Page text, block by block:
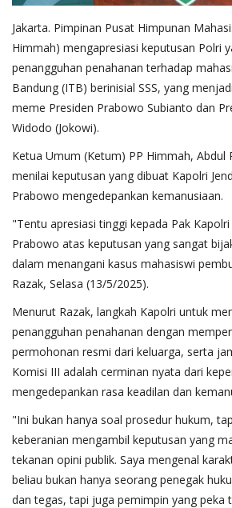
Jakarta. Pimpinan Pusat Himpunan
Himmah) mengapresiasi keputusan Polri
penangguhan penahanan terhadap
Bandung (ITB) berinisial SSS, yang
meme Presiden Prabowo Subianto dan
Widodo (Jokowi).
Ketua Umum (Ketum) PP Himmah, Abdul
menilai keputusan yang dibuat Kapolri
Prabowo mengedepankan kemanusiaan.
"Tentu apresiasi tinggi kepada Pak
Prabowo atas keputusan yang sangat
dalam menangani kasus mahasiswi
Razak, Selasa (13/5/2025).
Menurut Razak, langkah Kapolri untuk
penangguhan penahanan dengan
permohonan resmi dari keluarga, serta
Komisi III adalah cerminan nyata dari
mengedepankan rasa keadilan dan
"Ini bukan hanya soal prosedur hukum,
keberanian mengambil keputusan yang
tekanan opini publik. Saya mengenal
beliau bukan hanya seorang penegak
dan tegas, tapi juga pemimpin yang peka